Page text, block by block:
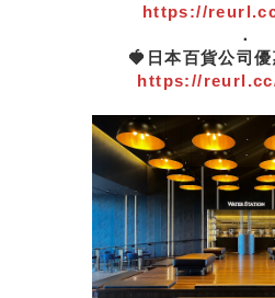
https://
．
🍓日本百貨公司
https://